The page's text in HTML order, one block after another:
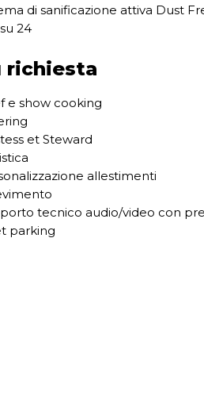
di sanificazione attiva Dust
24
richiesta
e show cooking
et Steward
allestimenti
tecnico audio/video con
parking